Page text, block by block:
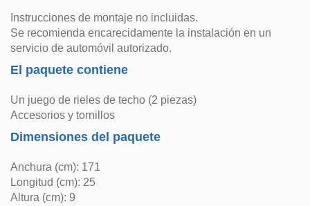
Instrucciones de montaje no incluidas.
Se recomienda encarecidamente la instalación en un
servicio de automóvil autorizado.
El paquete contiene
Un juego de rieles de techo (2 piezas)
Accesorios y tornillos
Dimensiones del paquete
Anchura (cm): 171
Longitud (cm): 25
Altura (cm): 9